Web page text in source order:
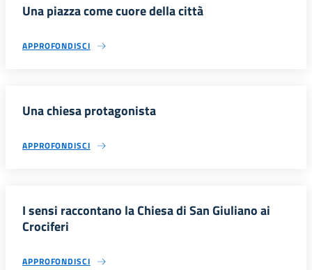
Una piazza come cuore della città
APPROFONDISCI
Una chiesa protagonista
APPROFONDISCI
I sensi raccontano la Chiesa di San Giuliano ai
Crociferi
APPROFONDISCI